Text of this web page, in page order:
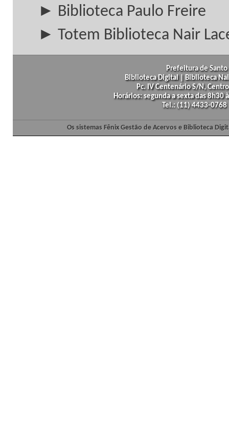
► Biblioteca Paulo Freire
► Totem Biblioteca Nair
Prefeitura de
Biblioteca Digital | Biblioteca
Pc. IV Centenário S/N,
Horários: segunda a sexta das
Tel.: (11) 4433-
Os sistemas Fênix Gestão de Acervos e Biblioteca